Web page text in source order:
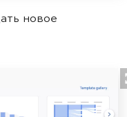
новое